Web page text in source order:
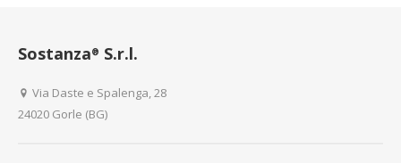
Sostanza® S.r.l.
Via Daste e Spalenga, 28
24020 Gorle (BG)